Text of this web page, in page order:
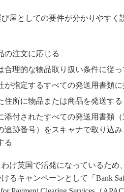
屋としての要件が分かりやすく
の注文に応じる
合理的な物品取り扱い条件に従っ
が指定するすべての発送用書類
住所に物品または商品を発送する
添付されたすべての発送用書類
追跡番号）をスキャナで取り込
る
け英国で活発になっているため
るキャンペーンとして「Bank